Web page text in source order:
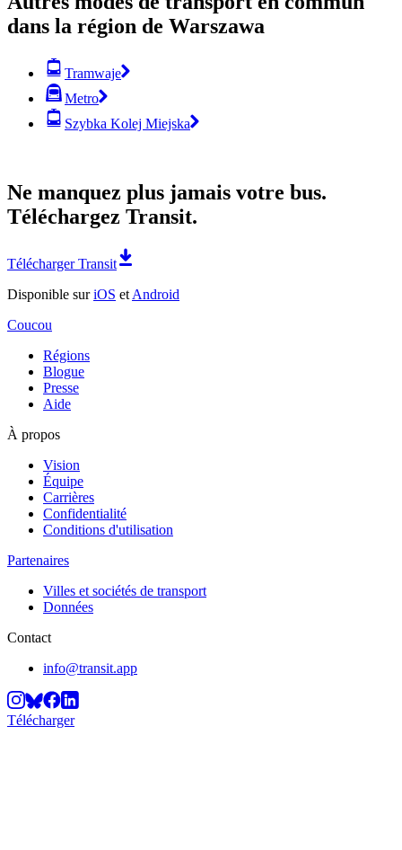
dans la région de Warszawa
Tramwaje
Metro
Szybka Kolej Miejska
Ne manquez plus jamais votre bus.
Téléchargez Transit.
Télécharger Transit
Disponible suriOS et Android
Coucou
Régions
Blogue
Presse
Aide
À propos
Vision
Équipe
Carrières
Confidentialité
Conditions d'utilisation
Partenaires
Villes et sociétés de transport
Données
Contact
info@transit.app
Télécharger